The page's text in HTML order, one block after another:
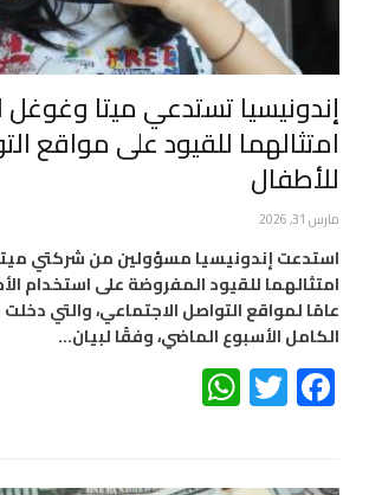
إندونيسيا تستدعي ميتا
امتثالهما للقيود على مواقع
للأطفال
مارس 31, 2026
استدعت إندونيسيا مسؤولين من شركتي
عامًا لمواقع التواصل الاجتماعي، والتي دخلت
الكامل الأسبوع الماضي، وفقًا لبيان…
Facebook
Twitter